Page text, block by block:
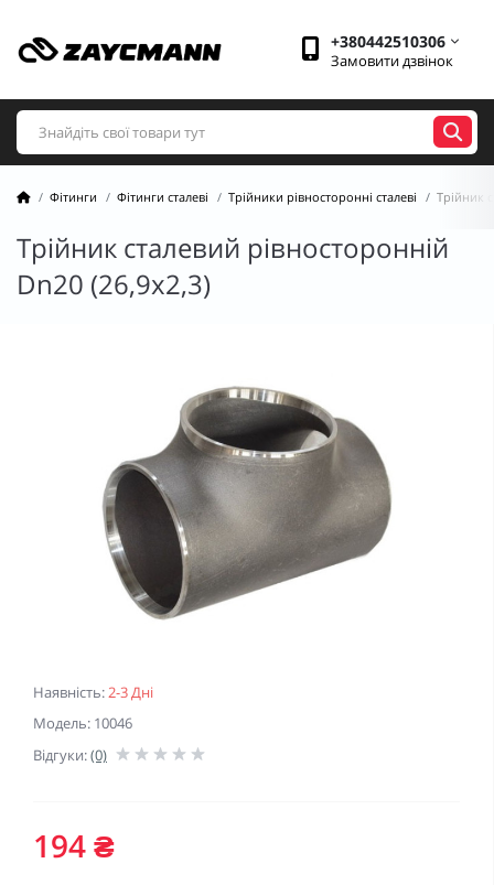
+380442510306
Замовити дзвінок
Фітинги Фітинги сталеві Трійники рівносторонні сталеві Трійник
Трійник сталевий рівносторонній
Dn20 (26,9х2,3)
Наявність:2-3 Дні
Модель: 10046
Відгуки:(0)
194 ₴